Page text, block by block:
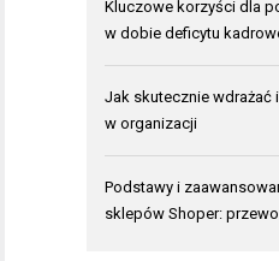
Kluczowe korzyści dla
w dobie deficytu
Jak skutecznie wdrażać
w organizacji
Podstawy i
sklepów Shoper: